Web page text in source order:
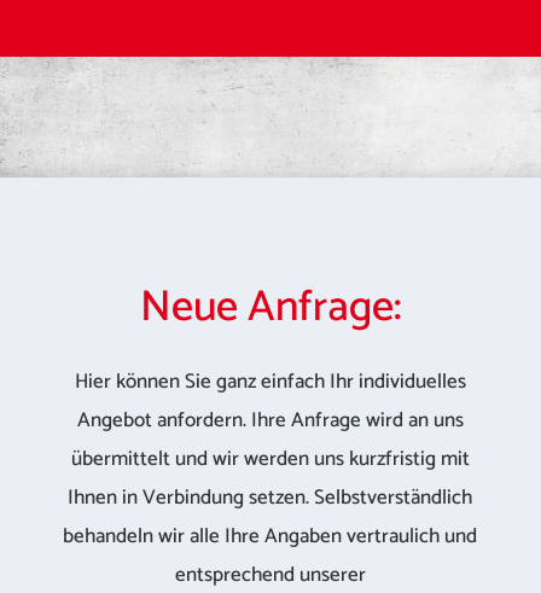
Neue Anfrage:
Hier können Sie ganz einfach Ihr individuelles
Angebot anfordern. Ihre Anfrage wird an uns
übermittelt und wir werden uns kurzfristig mit
Ihnen in Verbindung setzen. Selbstverständlich
behandeln wir alle Ihre Angaben vertraulich und
entsprechend unserer